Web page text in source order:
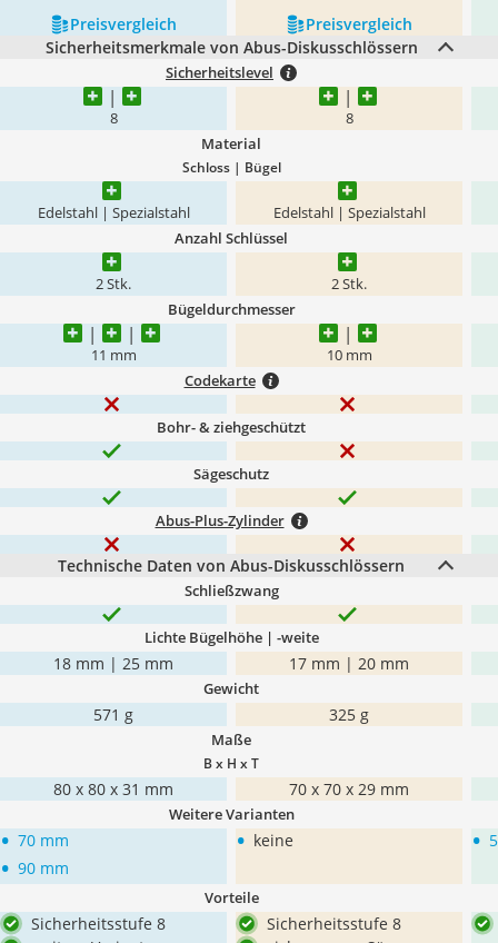
Preis­vergleich
Preis­vergleich
Sicherheitsmerkmale von Abus-Diskusschlössern
Sicherheitslevel
8 8
Material
Schloss | Bügel
Edelstahl | Spezialstahl Edelstahl | Spezialstahl
Anzahl Schlüssel
2 Stk. 2 Stk.
Bügeldurchmesser
11 mm 10 mm
Codekarte
Bohr- & ziehgeschützt
Sägeschutz
Abus-Plus-Zylinder
Technische Daten von Abus-Diskusschlössern
Schließzwang
Lichte Bügelhöhe | -weite
18 mm | 25 mm 17 mm | 20 mm
Gewicht
571 g 325 g
Maße
B x H x T
80 x 80 x 31 mm 70 x 70 x 29 mm
Weitere Varianten
• 70 mm
• 90 mm
• keine •
Vorteile
Sicherheitsstufe 8
Sicherheitsstufe 8